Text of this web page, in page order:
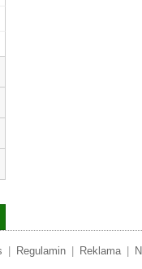
Regulamin Reklama